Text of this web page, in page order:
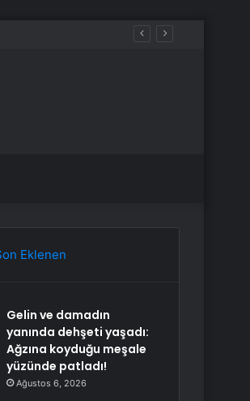
Eklenen
Gelin ve damadın
yanında dehşeti yaşadı:
Ağzına koyduğu meşale
yüzünde patladı!
Ağustos 6, 2026